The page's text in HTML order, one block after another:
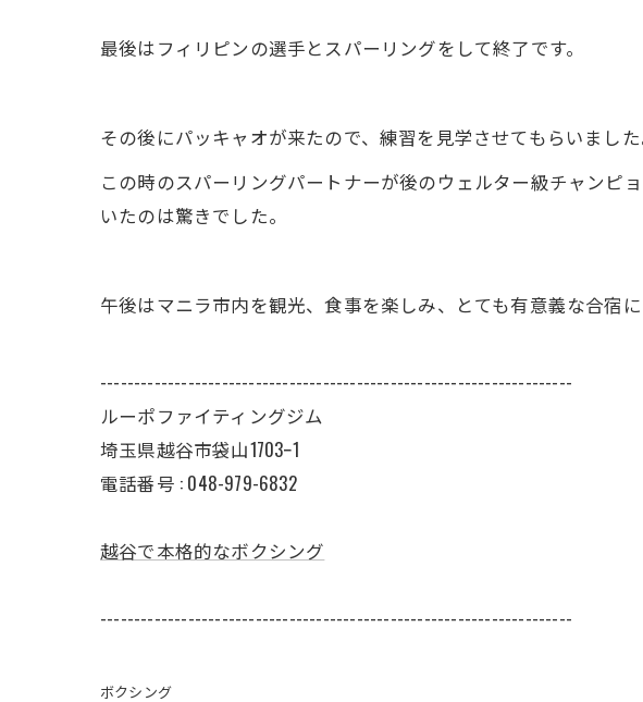
最後はフィリピンの選手とスパーリングをして終了です。
その後にパッキャオが来たので、練習を見学させてもらいました
この時のスパーリングパートナーが後のウェルター級チャンピ
いたのは驚きでした。
午後はマニラ市内を観光、食事を楽しみ、とても有意義な合宿に
----------------------------------------------------------------------
ルーポファイティングジム
埼玉県越谷市袋山1703ｰ1
電話番号 : 048-979-6832
越谷で本格的なボクシング
----------------------------------------------------------------------
ボクシング